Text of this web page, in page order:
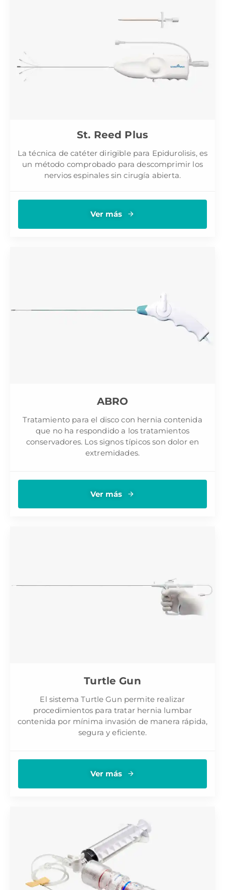
St. Reed Plus
La técnica de catéter dirigible para Epidurolisis, es
un método comprobado para descomprimir los
nervios espinales sin cirugía abierta.
Ver más
ABRO
Tratamiento para el disco con hernia contenida
que no ha respondido a los tratamientos
conservadores. Los signos típicos son dolor en
extremidades.
Ver más
Turtle Gun
El sistema Turtle Gun permite realizar
procedimientos para tratar hernia lumbar
contenida por mínima invasión de manera rápida,
segura y eficiente.
Ver más